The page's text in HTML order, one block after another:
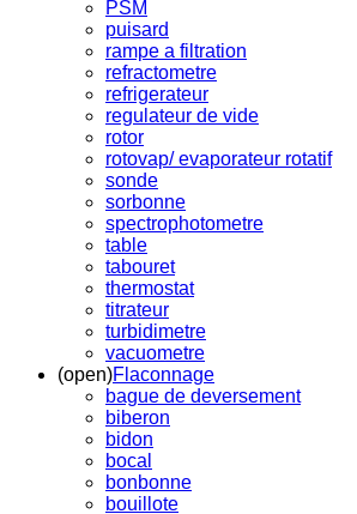
PSM
puisard
rampe a filtration
refractometre
refrigerateur
regulateur de vide
rotor
rotovap/ evaporateur rotatif
sonde
sorbonne
spectrophotometre
table
tabouret
thermostat
titrateur
turbidimetre
vacuometre
(open)Flaconnage
bague de deversement
biberon
bidon
bocal
bonbonne
bouillote